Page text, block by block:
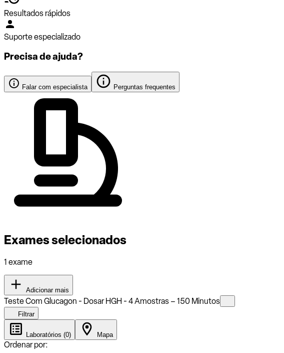
Resultados rápidos
Suporte especializado
Precisa de ajuda?
Falar com especialista Perguntas frequentes
Exames selecionados
1 exame
Adicionar mais
Teste Com Glucagon - Dosar HGH - 4 Amostras – 150 Minutos
Filtrar
Laboratórios (0) Mapa
Ordenar por: